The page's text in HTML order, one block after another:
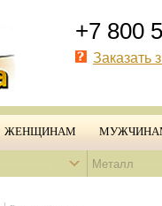
+7 800
Заказать
ЖЕНЩИНАМ
Металл